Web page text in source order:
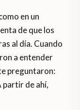
en un
de que los
al día. Cuando
a entender
preguntaron:
partir de ahí,